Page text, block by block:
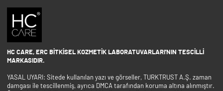
HC CARE, ERC BITKISEL KOZMETIK LABORATUVARLARI'NIN TESCILLI
MARKASIDIR.
YASAL UYARI: Sitede kullanılan yazı ve görseller, TURKTRUST A.Ş. zaman
damgası ile tescillenmiş, ayrıca DMCA tarafından koruma altına alınmıştır.